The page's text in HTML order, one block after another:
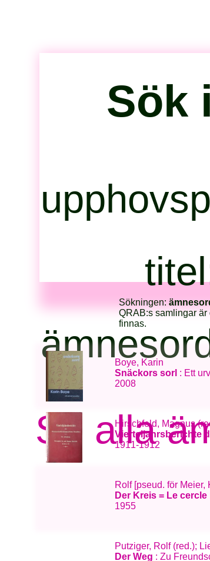
Sök
Se alla
Sökningen:
QRAB:s samlingar
finnas.
Boye, Karin
Snäckors sorl : Ett
2008
Hirschfeld, Magnus
Vierteljahrsberichte
1911-1912
Rolf [pseud. för
Der Kreis = Le cercle
1955
Putziger, Rolf (red.);
Der Weg : Zu